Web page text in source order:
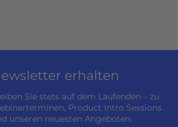
erhalten
Sie stets auf dem Laufenden – zu
Product Intro Sessions
unseren neuesten Angeboten.